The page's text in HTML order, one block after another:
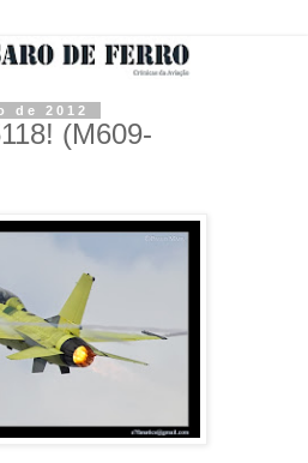
de 2012
(M609-